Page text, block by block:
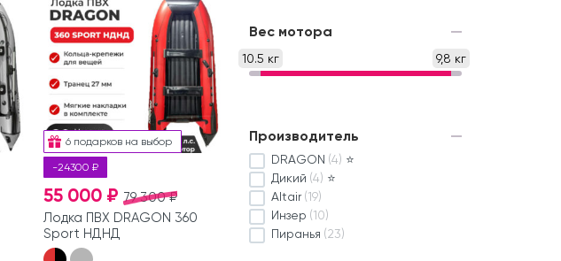
6 подарков на выбор
-24300 ₽
79 300 ₽
55 000 ₽
Лодка ПВХ DRAGON 360
Sport НДНД
Вес мотора
10.5 кг 9,8 кг
Производитель
DRAGON (4) ⭐
Дикий (4) ⭐
Altair (19)
Инзер (10)
Пиранья (23)